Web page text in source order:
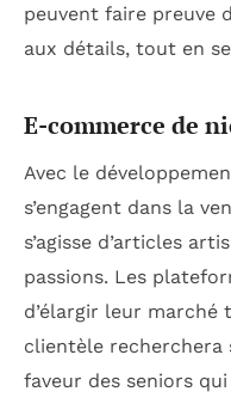
peuvent faire preuve
aux détails, tout en
E-commerce de
Avec le
s’engagent dans la
s’agisse d’articles
passions. Les
d’élargir leur
clientèle recherchera
faveur des seniors